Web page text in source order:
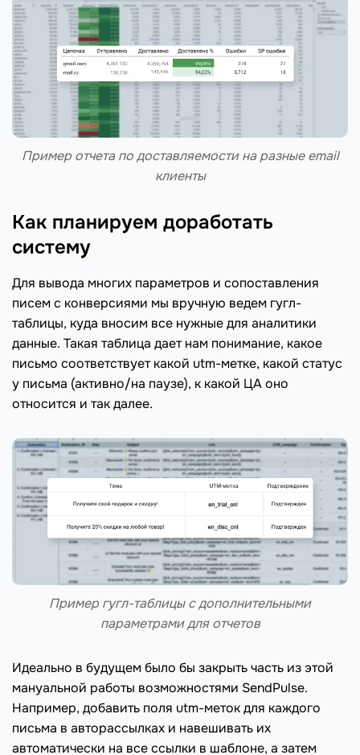
Пример отчета по доставляемости на разные email
клиенты
Как планируем доработать
систему
Для вывода многих параметров и сопоставления
писем с конверсиями мы вручную ведем гугл-
таблицы, куда вносим все нужные для аналитики
данные. Такая таблица дает нам понимание, какое
письмо соответствует какой utm-метке, какой статус
у письма (активно/на паузе), к какой ЦА оно
относится и так далее.
Пример гугл-таблицы с дополнительными
параметрами для отчетов
Идеально в будущем было бы закрыть часть из этой
мануальной работы возможностями SendPulse.
Например, добавить поля utm-меток для каждого
письма в авторассылках и навешивать их
автоматически на все ссылки в шаблоне, а затем